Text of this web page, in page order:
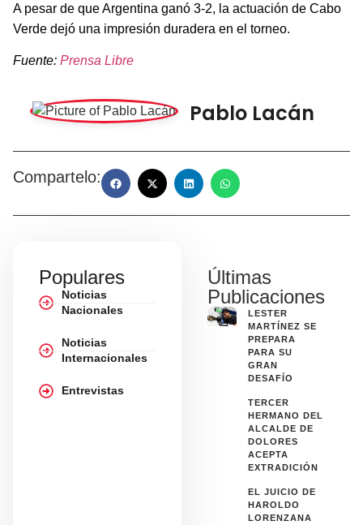
A pesar de que Argentina ganó 3-2, la actuación de Cabo
Verde dejó una impresión duradera en el torneo.
Fuente: Prensa Libre
Pablo Lacán
Compartelo:
Populares
Noticias
Nacionales
Noticias
Internacionales
Entrevistas
Últimas
Publicaciones
LESTER
MARTÍNEZ SE
PREPARA
PARA SU
GRAN
DESAFÍO
TERCER
HERMANO DEL
ALCALDE DE
DOLORES
ACEPTA
EXTRADICIÓN
EL JUICIO DE
HAROLDO
LORENZANA